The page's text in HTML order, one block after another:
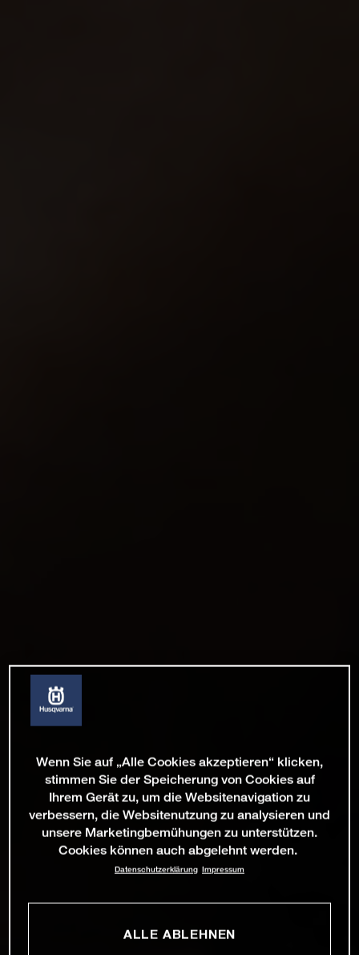
Wenn Sie auf „Alle Cookies akzeptieren“ klicken,
stimmen Sie der Speicherung von Cookies auf
Ihrem Gerät zu, um die Websitenavigation zu
verbessern, die Websitenutzung zu analysieren und
unsere Marketingbemühungen zu unterstützen.
Cookies können auch abgelehnt werden.
Datenschutzerklärung Impressum
ALLE ABLEHNEN